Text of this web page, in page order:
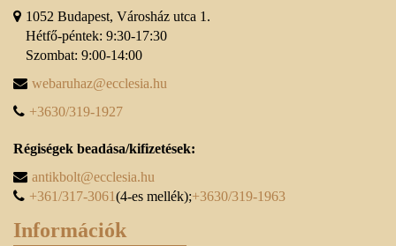
1052 Budapest, Városház utca 1.
Hétfő-péntek: 9:30-17:30
Szombat: 9:00-14:00
webaruhaz@ecclesia.hu
+3630/319-1927
Régiségek beadása/kifizetések:
antikbolt@ecclesia.hu
+361/317-3061(4-es mellék);+3630/319-1963
Információk